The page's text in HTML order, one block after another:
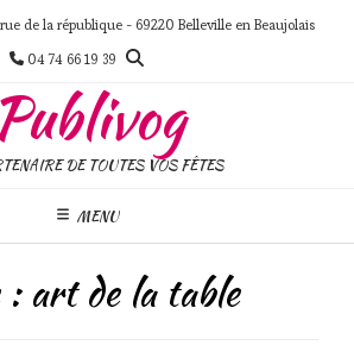
de la république - 69220 Belleville en Beaujolais
04 74 66 19 39
DE TOUTES VOS FÊTES
MENU
:art de la table